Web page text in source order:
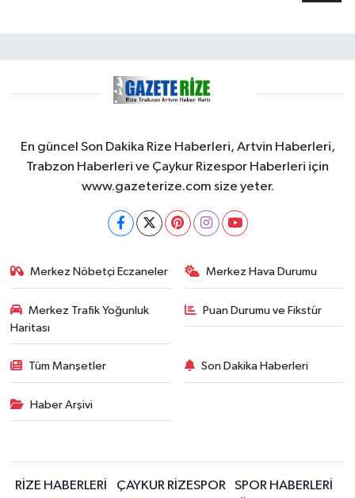
En güncel Son Dakika Rize Haberleri, Artvin Haberleri,
Trabzon Haberleri ve Çaykur Rizespor Haberleri için
www.gazeterize.com size yeter.
Merkez Nöbetçi Eczaneler Merkez Hava Durumu
Merkez Trafik Yoğunluk
Haritası
Puan Durumu ve Fikstür
Tüm Manşetler Son Dakika Haberleri
Haber Arşivi
RİZE HABERLERİ ÇAYKUR RİZESPOR SPOR HABERLERİ